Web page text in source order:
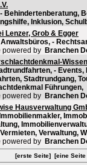
Behindertenberatung,
Inklusion,
Lenzer, Grob & Egger
-
powered by Branchen
-
Stadtrundgang,
Führungen,
powered by Branchen
Hausverwaltung
Verwaltung,
powered by Branchen
[erste Seite] [eine